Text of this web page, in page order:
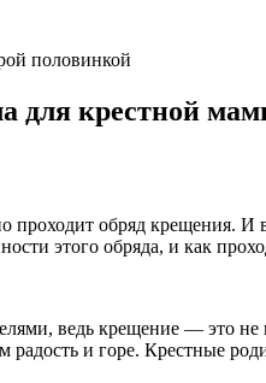
половинкой
для крестной
проходит обряд крещения.
этого обряда, и как
ведь крещение — это не
радость и горе. Крестные